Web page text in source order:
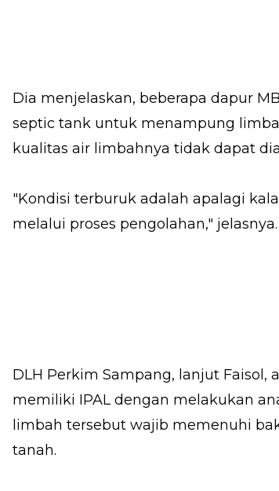
Dia menjelaskan, beberapa dapur
septic tank untuk menampung
kualitas air limbahnya tidak dapat
"Kondisi terburuk adalah apalagi
melalui proses pengolahan," jelasnya.
DLH Perkim Sampang, lanjut Faisol,
memiliki IPAL dengan melakukan
limbah tersebut wajib memenuhi
tanah.